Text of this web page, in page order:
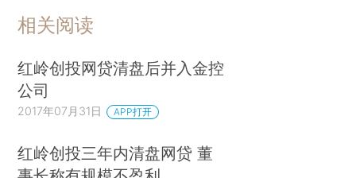
相关阅读
红岭创投网贷清盘后并入金控
公司
2017年07月31日 APP打开
红岭创投三年内清盘网贷 董